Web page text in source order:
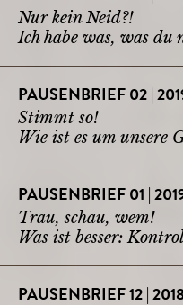
Nur kein Neid?!
Ich habe was, was du
PAUSENBRIEF 02 |
Stimmt so!
Wie ist es um unsere
PAUSENBRIEF 01 |
Trau, schau, wem!
Was ist besser:
PAUSENBRIEF 12 |